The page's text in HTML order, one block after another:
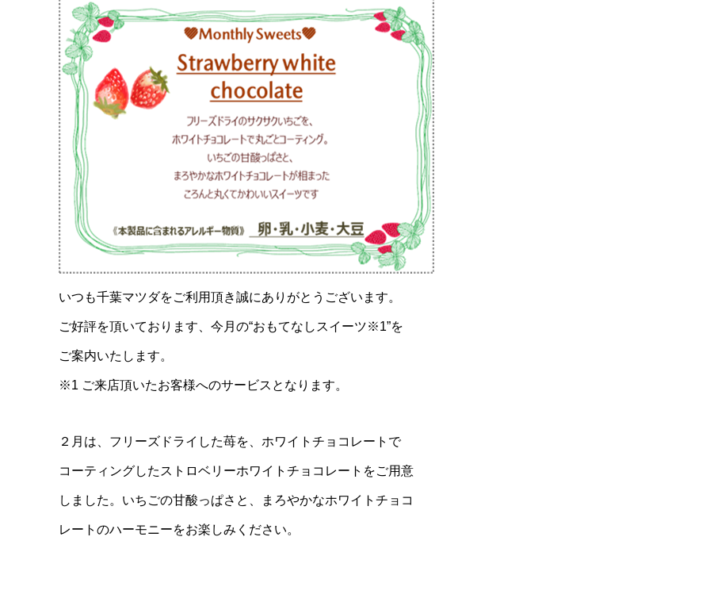
いつも千葉マツダをご利用頂き誠にありがとうございます。
ご好評を頂いております、今月の“おもてなしスイーツ※1”を
ご案内いたします。
※1 ご来店頂いたお客様へのサービスとなります。
２月は、フリーズドライした苺を、ホワイトチョコレートで
コーティングしたストロベリーホワイトチョコレートをご用意
しました。いちごの甘酸っぱさと、まろやかなホワイトチョコ
レートのハーモニーをお楽しみください。